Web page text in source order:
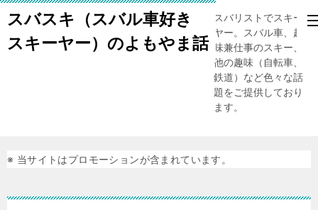
スバスキ（スバル車好き
スキーヤー）のよもやま話
スバリストでスキー
ヤー。スバル車、趣
味兼仕事のスキー、
他の趣味（自転車、
鉄道）など色々な話
題をご提供しており
ます。
※ 当サイトはプロモーションが含まれています。